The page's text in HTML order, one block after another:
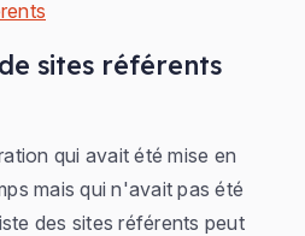
sites référents
qui avait été mise en
mais qui n'avait pas été
des sites référents peut